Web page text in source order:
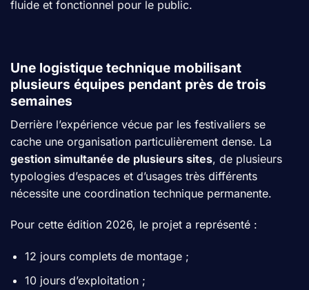
fluide et fonctionnel pour le public.
Une logistique technique mobilisant
plusieurs équipes pendant près de trois
semaines
Derrière l’expérience vécue par les festivaliers se
cache une organisation particulièrement dense. La
gestion simultanée de plusieurs sites, de plusieurs
typologies d’espaces et d’usages très différents
nécessite une coordination technique permanente.
Pour cette édition 2026, le projet a représenté :
12 jours complets de montage ;
10 jours d’exploitation ;